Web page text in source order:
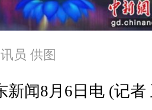
员 供图
闻8月6日电 (记者